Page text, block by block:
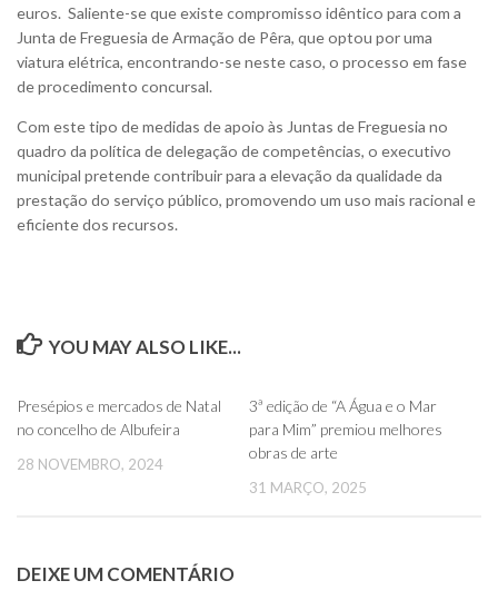
euros. Saliente-se que existe compromisso idêntico para com a
Junta de Freguesia de Armação de Pêra, que optou por uma
viatura elétrica, encontrando-se neste caso, o processo em fase
de procedimento concursal.
Com este tipo de medidas de apoio às Juntas de Freguesia no
quadro da política de delegação de competências, o executivo
municipal pretende contribuir para a elevação da qualidade da
prestação do serviço público, promovendo um uso mais racional e
eficiente dos recursos.
YOU MAY ALSO LIKE...
Presépios e mercados de Natal
no concelho de Albufeira
28 NOVEMBRO, 2024
3ª edição de “A Água e o Mar
para Mim” premiou melhores
obras de arte
31 MARÇO, 2025
DEIXE UM COMENTÁRIO